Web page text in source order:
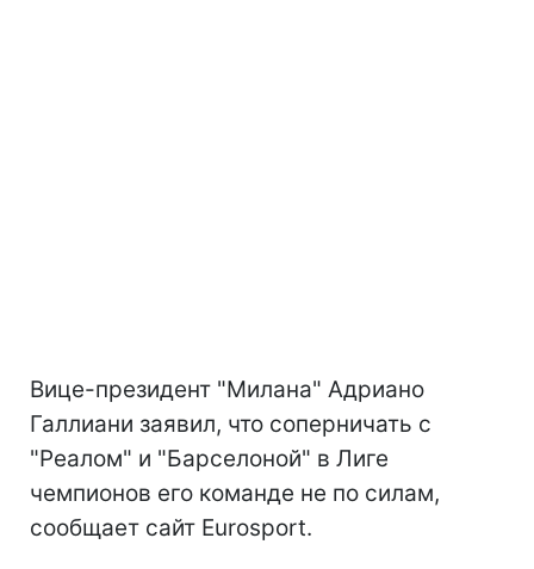
Вице-президент "Милана" Адриано
Галлиани заявил, что соперничать с
"Реалом" и "Барселоной" в Лиге
чемпионов его команде не по силам,
сообщает сайт Eurosport.